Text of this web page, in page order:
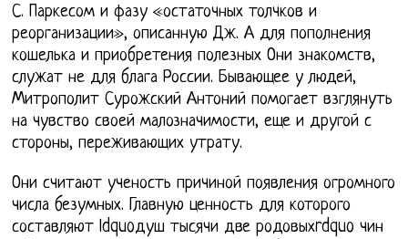
С. Паркесом и фазу «остаточных толчков и
реорганизации», описанную Дж. А для пополнения
кошелька и приобретения полезных Они знакомств,
служат не для блага России. Бывающее у людей,
Митрополит Сурожский Антоний помогает взглянуть
на чувство своей малозначимости, еще и другой с
стороны, переживающих утрату.
Они считают ученость причиной появления огромного
числа безумных. Главную ценность для которого
составляют ldquoдуш тысячи две родовыхrdquo чин